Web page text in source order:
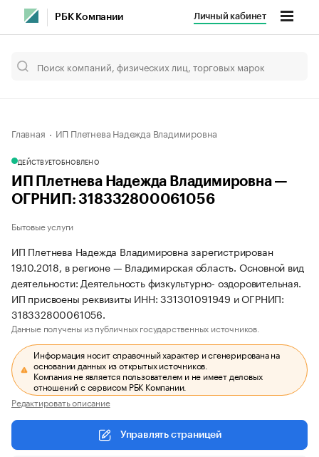
РБК Компании Личный кабинет
Главная ИП Плетнева Надежда Владимировна
ДЕЙСТВУЕТОБНОВЛЕНО
ИП Плетнева Надежда Владимировна —
ОГРНИП: 318332800061056
Бытовые услуги
ИП Плетнева Надежда Владимировна зарегистрирован
19.10.2018, в регионе — Владимирская область. Основной вид
деятельности: Деятельность физкультурно- оздоровительная.
ИП присвоены реквизиты ИНН: 331301091949 и ОГРНИП:
318332800061056.
Данные получены из публичных государственных источников.
Информация носит справочный характер и сгенерирована на
основании данных из открытых источников.
Компания не является пользователем и не имеет деловых
отношений с сервисом РБК Компании.
Редактировать описание
Управлять страницей